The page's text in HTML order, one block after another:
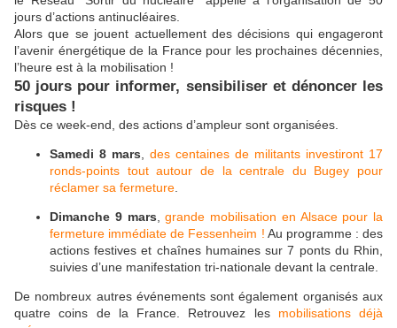
jours d’actions antinucléaires.
Alors que se jouent actuellement des décisions qui engageront
l’avenir énergétique de la France pour les prochaines décennies,
l’heure est à la mobilisation !
50 jours pour informer, sensibiliser et dénoncer les
risques !
Dès ce week-end, des actions d’ampleur sont organisées.
Samedi 8 mars
des centaines de militants investiront 17
ronds-points tout autour de la centrale du Bugey pour
réclamer sa fermeture
Dimanche 9 mars ,grande mobilisation en Alsace pour la
fermeture immédiate de Fessenheim ! Au programme : des
actions festives et chaînes humaines sur 7 ponts du Rhin,
suivies d’une manifestation tri-nationale devant la centrale.
De nombreux autres événements sont également organisés aux
quatre coins de la France. Retrouvez les mobilisations déjà